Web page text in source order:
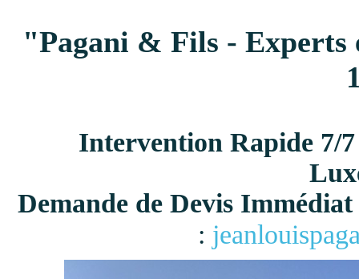
"Pagani & Fils - Experts
Intervention Rapide 7/
Demande de Devis
: